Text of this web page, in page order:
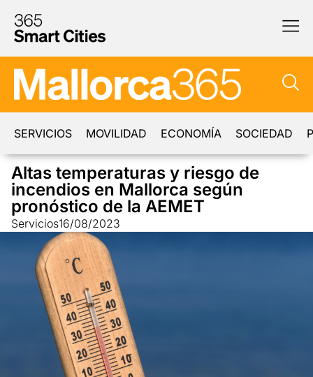
SERVICIOS MOVILIDAD ECONOMÍA SOCIEDAD
Altas temperaturas y riesgo de
incendios en Mallorca según
pronóstico de la AEMET
Servicios16/08/2023